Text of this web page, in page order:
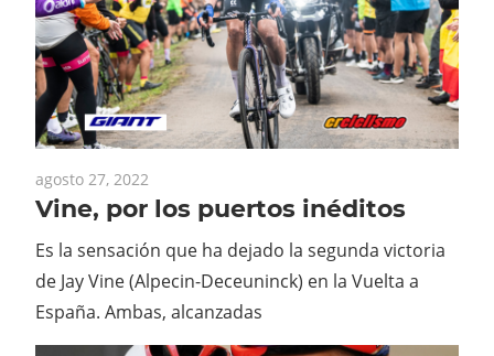
agosto 27, 2022
Vine, por los puertos inéditos
Es la sensación que ha dejado la segunda victoria
de Jay Vine (Alpecin-Deceuninck) en la Vuelta a
España. Ambas, alcanzadas